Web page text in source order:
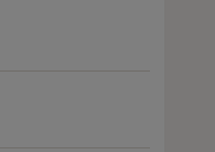
para potenciar tu
una atención